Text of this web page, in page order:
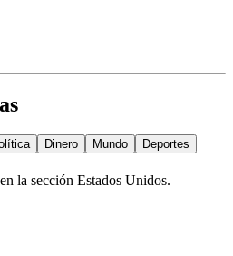
Dinero Mundo
Deportes
la sección Estados Unidos.